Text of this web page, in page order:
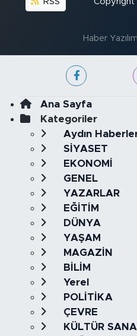
Haber
Ana Sayfa
Kategoriler
Aydın
SİYASET
EKONOMİ
GENEL
YAZARLAR
EĞİTİM
DÜNYA
YAŞAM
MAGAZİN
BİLİM
Yerel
POLİTİKA
ÇEVRE
KÜLTÜR